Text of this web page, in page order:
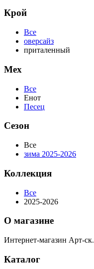
Крой
Все
оверсайз
приталенный
Мех
Все
Енот
Песец
Сезон
Все
зима 2025-2026
Коллекция
Все
2025-2026
О магазине
Интернет-магазин Арт-
Каталог